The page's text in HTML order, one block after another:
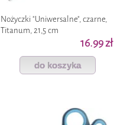
Nożyczki "Uniwersalne", czarne,
Titanum, 21,5 cm
16.99 zł
do koszyka